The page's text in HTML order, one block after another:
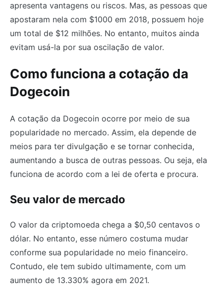
apresenta vantagens ou riscos. Mas, as pessoas que
apostaram nela com $1000 em 2018, possuem hoje
um total de $12 milhões. No entanto, muitos ainda
evitam usá-la por sua oscilação de valor.
Como funciona a cotação da
Dogecoin
A cotação da Dogecoin ocorre por meio de sua
popularidade no mercado. Assim, ela depende de
meios para ter divulgação e se tornar conhecida,
aumentando a busca de outras pessoas. Ou seja, ela
funciona de acordo com a lei de oferta e procura.
Seu valor de mercado
O valor da criptomoeda chega a $0,50 centavos o
dólar. No entanto, esse número costuma mudar
conforme sua popularidade no meio financeiro.
Contudo, ele tem subido ultimamente, com um
aumento de 13.330% agora em 2021.